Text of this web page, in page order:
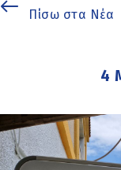
Πίσω στα Νέα
4